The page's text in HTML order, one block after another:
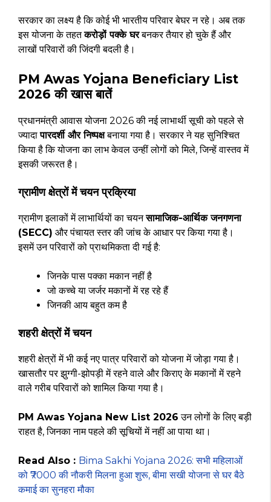
सरकार का लक्ष्य है कि कोई भी भारतीय परिवार बेघर न रहे। अब तक
इस योजना के तहतकरोड़ों पक्के घरबनकर तैयार हो चुके हैं और
लाखों परिवारों की जिंदगी बदली है।
PM Awas Yojana Beneficiary List
2026 की खास बातें
प्रधानमंत्री आवास योजना 2026 की नई लाभार्थी सूची को पहले से
ज्यादापारदर्शी और निष्पक्षबनाया गया है। सरकार ने यह सुनिश्चित
किया है कि योजना का लाभ केवल उन्हीं लोगों को मिले, जिन्हें वास्तव में
इसकी जरूरत है।
ग्रामीण क्षेत्रों में चयन प्रक्रिया
ग्रामीण इलाकों में लाभार्थियों का चयनसामाजिक-आर्थिक जनगणना
(SECC) और पंचायत स्तर की जांच के आधार पर किया गया है।
इसमें उन परिवारों को प्राथमिकता दी गई है:
जिनके पास पक्का मकान नहीं है
जो कच्चे या जर्जर मकानों में रह रहे हैं
जिनकी आय बहुत कम है
शहरी क्षेत्रों में चयन
शहरी क्षेत्रों में भी कई नए पात्र परिवारों को योजना में जोड़ा गया है।
खासतौर पर झुग्गी-झोपड़ी में रहने वाले और किराए के मकानों में रहने
वाले गरीब परिवारों को शामिल किया गया है।
PM Awas Yojana New List 2026 उन लोगों के लिए बड़ी
राहत है, जिनका नाम पहले की सूचियों में नहीं आ पाया था।
Read Also : Bima Sakhi Yojana 2026: सभी महिलाओं
को ₹7000 की नौकरी मिलना हुआ शुरू, बीमा सखी योजना से घर बैठे
कमाई का सुनहरा मौका